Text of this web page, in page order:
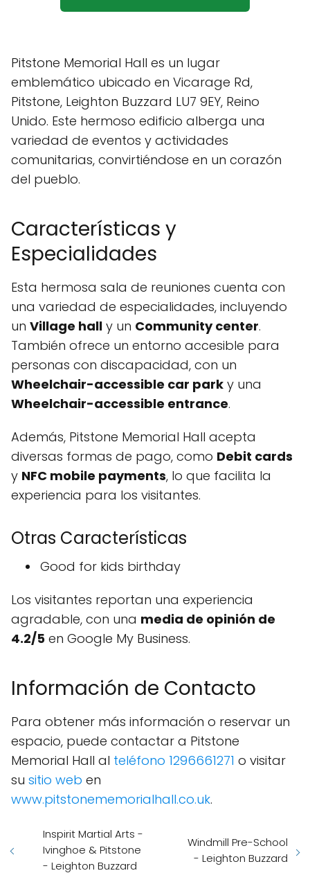
Pitstone Memorial Hall es un lugar
emblemático ubicado en Vicarage Rd,
Pitstone, Leighton Buzzard LU7 9EY, Reino
Unido. Este hermoso edificio alberga una
variedad de eventos y actividades
comunitarias, convirtiéndose en un corazón
del pueblo.
Características y
Especialidades
Esta hermosa sala de reuniones cuenta con
una variedad de especialidades, incluyendo
un Village hall y un Community center.
También ofrece un entorno accesible para
personas con discapacidad, con un
Wheelchair-accessible car park y una
Wheelchair-accessible entrance.
Además, Pitstone Memorial Hall acepta
diversas formas de pago, como Debit cards
y NFC mobile payments, lo que facilita la
experiencia para los visitantes.
Otras Características
Good for kids birthday
Los visitantes reportan una experiencia
agradable, con una media de opinión de
4.2/5 en Google My Business.
Información de Contacto
Para obtener más información o reservar un
espacio, puede contactar a Pitstone
Memorial Hall al teléfono 1296661271 o visitar
su sitio web en
www.pitstonememorialhall.co.uk.
Inspirit Martial Arts -
Ivinghoe & Pitstone
- Leighton Buzzard
Windmill Pre-School
- Leighton Buzzard